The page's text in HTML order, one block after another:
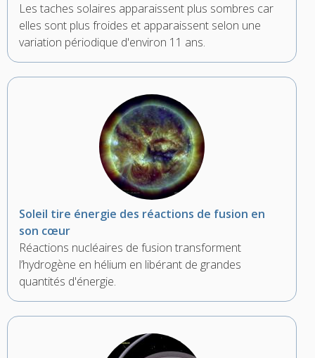
Les taches solaires apparaissent plus sombres car
elles sont plus froides et apparaissent selon une
variation périodique d'environ 11 ans.
Soleil tire énergie des réactions de fusion en
son cœur
Réactions nucléaires de fusion transforment
l’hydrogène en hélium en libérant de grandes
quantités d'énergie.